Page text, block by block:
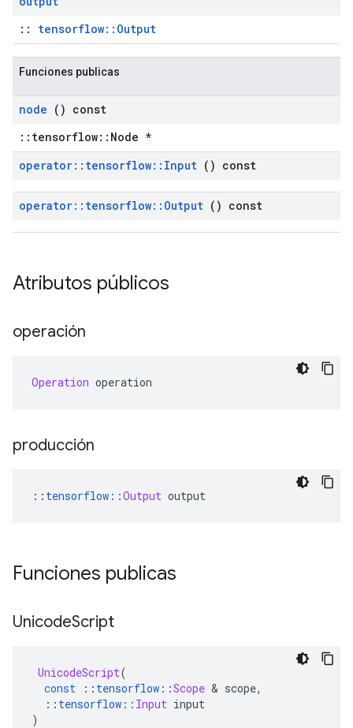
:: tensorflow::Output
Funciones publicas
node () const
::tensorflow::Node *
operator:: tensorflow:: Input () const
operator:: tensorflow:: Output () const
Atributos públicos
operación
Operation operation
producción
:: tensorflow ::Output output
Funciones publicas
UnicodeScript
UnicodeScript(
const
:: tensorflow ::Scope & scope,
:: tensorflow :: Input input
)